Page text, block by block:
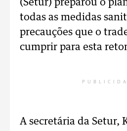
(Setur) preparou o
todas as medidas
precauções que o
cumprir para esta
A secretária da Setur,